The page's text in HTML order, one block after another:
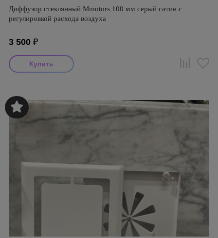
Диффузор стеклянный Mmotors 100 мм серый сатин с
регулировкой расхода воздуха
3 500 ₽